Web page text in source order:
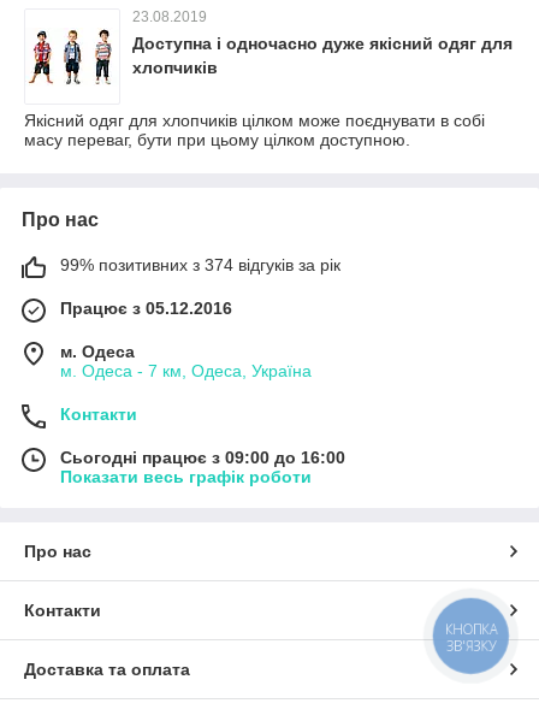
23.08.2019
Доступна і одночасно дуже якісний одяг для
хлопчиків
Якісний одяг для хлопчиків цілком може поєднувати в собі
масу переваг, бути при цьому цілком доступною.
Про нас
99% позитивних з 374 відгуків за рік
Працює з 05.12.2016
м. Одеса
м. Одеса - 7 км, Одеса, Україна
Контакти
Сьогодні працює з 09:00 до 16:00
Показати весь графік роботи
Про нас
Контакти
Доставка та оплата
КНОПКА
ЗВ'ЯЗКУ